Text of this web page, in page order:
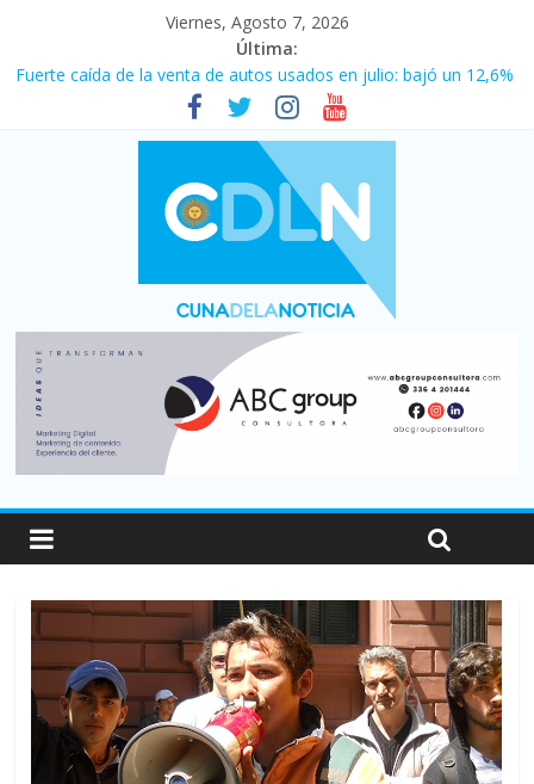
Viernes, Agosto 7, 2026
Última:
Vacaciones de invierno con más movimiento y consumo
turístico: 4,6 millones de personas viajaron por el país, un 5,9%
Fuerte caída de la venta de autos usados en julio: bajó un 12,6%
Central venció 1 a 0 al River de Coudet en el Monumental
La morosidad alcanzó su nivel más alto en dos décadas y ya
afecta a 400 mil deudores en Santa Fe
Desde que asumió Milei cerraron 41.000 kioscos: el sector